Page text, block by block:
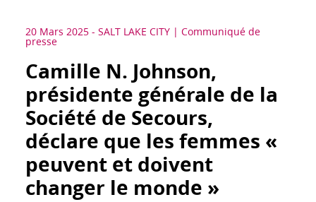
20 Mars 2025 - SALT LAKE CITY Communiqué de
presse
Camille N. Johnson,
présidente générale de la
Société de Secours,
déclare que les femmes «
peuvent et doivent
changer le monde »